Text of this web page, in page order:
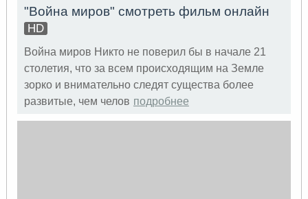
"Война миров" смотреть фильм онлайн
HD
Война миров Никто не поверил бы в начале 21
столетия, что за всем происходящим на Земле
зорко и внимательно следят существа более
развитые, чем челов подробнее